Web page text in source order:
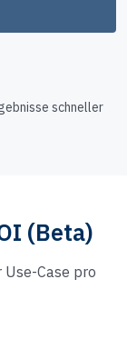
schneller
(Beta)
Case pro